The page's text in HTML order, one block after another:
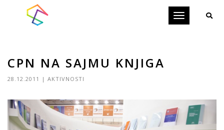
Toggle
CPN NA SAJMU KNJIGA
28.12.2011 | AKTIVNOSTI